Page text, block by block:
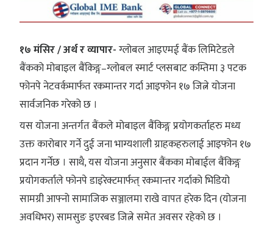
१७ मंसिर / अर्थ र व्यापार-ग्लोबल आइएमई बैंक लिमिटेडले
बैंकको मोबाइल बैंकिङ्ग–ग्लोबल स्मार्ट प्लसबाट कम्तिमा ३ पटक
फोनपे नेटवर्कमार्फत रकमान्तर गर्दा आइफोन १७ जित्ने योजना
सार्वजनिक गरेको छ ।
यस योजना अन्तर्गत बैंकले मोबाइल बैंकिङ्ग प्रयोगकर्ताहरु मध्य
उक्त कारोबार गर्ने दुई जना भाग्यशाली ग्राहकहरुलाई आइफोन १७
प्रदान गर्नेछ । साथै, यस योजना अनुसार बैंकका मोबाईल बैंकिङ्ग
प्रयोगकर्ताले फोनपे डाइरेक्टमार्फत् रकमान्तर गर्दाको भिडियो
सामग्री आफ्नो सामाजिक सञ्जालमा राखे वापत हरेक दिन (योजना
अवधिभर) सामसुङ इएरबड जित्ने समेत अवसर रहेको छ ।